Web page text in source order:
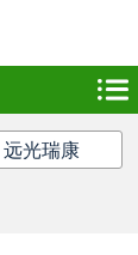
远光瑞康